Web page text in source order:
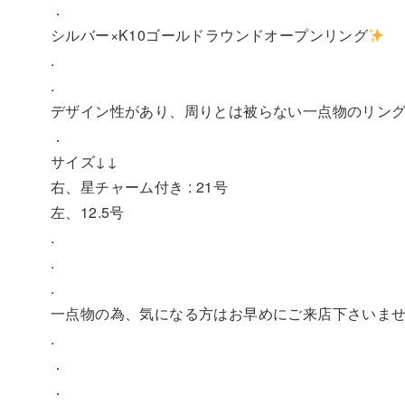
．
シルバー×K10ゴールドラウンドオープンリング
.
.
デザイン性があり、周りとは被らない一点物のリン
．
サイズ↓↓
右、星チャーム付き : 21号
左、12.5号
.
.
.
一点物の為、気になる方はお早めにご来店下さいませ
.
．
．